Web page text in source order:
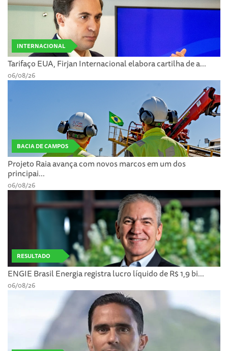
INTERNACIONAL
Tarifaço EUA, Firjan Internacional elabora cartilha de a...
06/08/26
BACIA DE CAMPOS
Projeto Raia avança com novos marcos em um dos
principai...
06/08/26
RESULTADO
ENGIE Brasil Energia registra lucro líquido de R$ 1,9 bi...
06/08/26